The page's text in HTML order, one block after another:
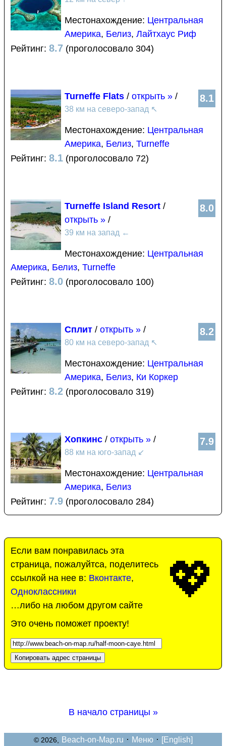
Местонахождение: Центральная
Америка, Белиз, Лайтхаус Риф
Рейтинг: 8.7 (проголосовало 304)
8.1
Turneffe Flats / открыть » /
38 км на северо-запад ↖
Местонахождение: Центральная
Америка, Белиз, Turneffe
Рейтинг: 8.1 (проголосовало 72)
8.0
Turneffe Island Resort /
открыть » /
39 км на запад ←
Местонахождение: Центральная
Америка, Белиз, Turneffe
Рейтинг: 8.0 (проголосовало 100)
8.2
Сплит / открыть » /
80 км на северо-запад ↖
Местонахождение: Центральная
Америка, Белиз, Ки Коркер
Рейтинг: 8.2 (проголосовало 319)
7.9
Хопкинс / открыть » /
88 км на юго-запад ↙
Местонахождение: Центральная
Америка, Белиз
Рейтинг: 7.9 (проголосовало 284)
💖
Если вам понравилась эта
страница, пожалуйтса, поделитесь
ссылкой на нее в: Вконтакте,
Одноклассники
…либо на любом другом сайте
Это очень поможет проекту!
Копировать адрес страницы
В начало страницы »
© 2026, Beach-on-Map.ru · Меню· [English]